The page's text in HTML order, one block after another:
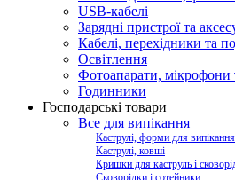
USB-кабелі
Зарядні пристрої та
Кабелі, перехідники та
Освітлення
Фотоапарати, мікрофони
Годинники
Господарські товари
Все для випікання
Каструлі, форми для випікання
Каструлі, ковші
Кришки для каструль і
Сковорідки і сотейники